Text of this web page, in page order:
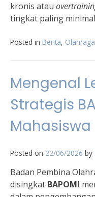
kronis atau
tingkat paling
Posted in Berita, Olahraga
Mengenal
Strategis
Mahasiswa
Posted on 22/06/2026 by
Badan Pembina
disingkat BAPOMI